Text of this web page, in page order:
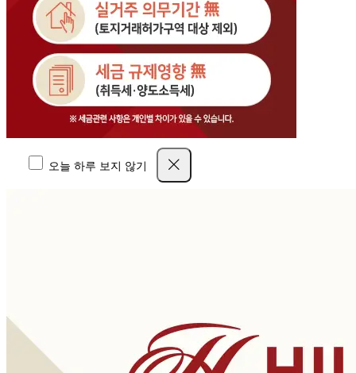
오늘 하루 보지 않기